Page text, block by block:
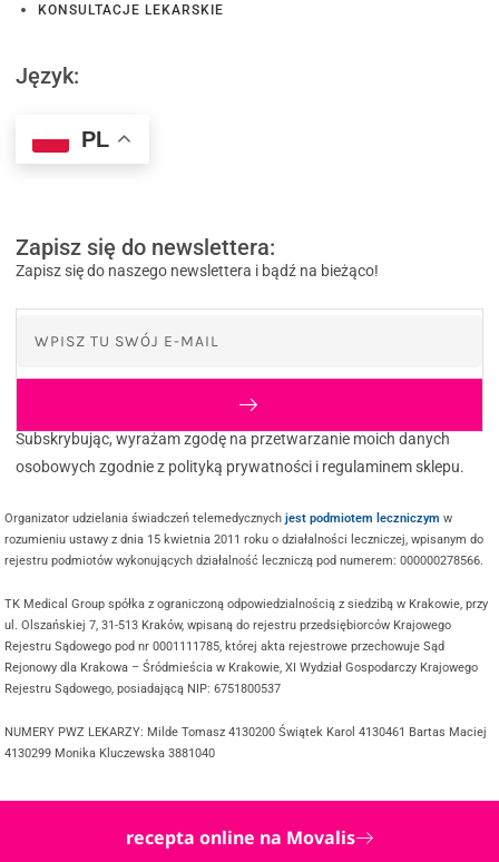
recepta online na Movalis
KONSULTACJE LEKARSKIE
Język:
PL
Zapisz się do newslettera:
Zapisz się do naszego newslettera i bądź na bieżąco!
Subskrybując, wyrażam zgodę na przetwarzanie moich danych
osobowych zgodnie z polityką prywatności i regulaminem sklepu.
Organizator udzielania świadczeń telemedycznychjest podmiotem leczniczym w
rozumieniu ustawy z dnia 15 kwietnia 2011 roku o działalności leczniczej, wpisanym do
rejestru podmiotów wykonujących działalność leczniczą pod numerem: 000000278566.
TK Medical Group spółka z ograniczoną odpowiedzialnością z siedzibą w Krakowie, przy
ul. Olszańskiej 7, 31-513 Kraków, wpisaną do rejestru przedsiębiorców Krajowego
Rejestru Sądowego pod nr 0001111785, której akta rejestrowe przechowuje Sąd
Rejonowy dla Krakowa – Śródmieścia w Krakowie, XI Wydział Gospodarczy Krajowego
Rejestru Sądowego, posiadającą NIP: 6751800537
NUMERY PWZ LEKARZY: Milde Tomasz 4130200 Świątek Karol 4130461 Bartas Maciej
4130299 Monika Kluczewska 3881040
@ COPYRIGHT 2025 TWOJDOKTOR.ONLINE